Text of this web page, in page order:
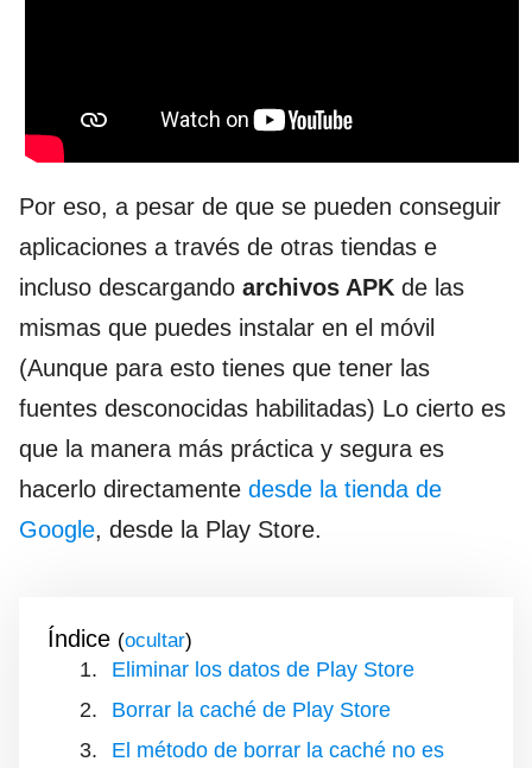
Por eso, a pesar de que se pueden conseguir
aplicaciones a través de otras tiendas e
incluso descargando archivos APK de las
mismas que puedes instalar en el móvil
(Aunque para esto tienes que tener las
fuentes desconocidas habilitadas) Lo cierto es
que la manera más práctica y segura es
hacerlo directamente desde la tienda de
Google, desde la Play Store.
Índice ( )
Eliminar los datos de Play Store
Borrar la caché de Play Store
El método de borrar la caché no es